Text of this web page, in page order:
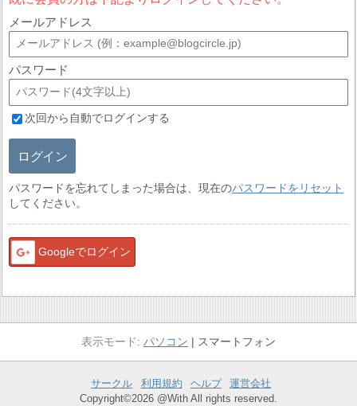
メールアドレス
パスワード
次回から自動でログインする
ログイン
パスワードを忘れてしまった場合は、現在のパスワードをリセット
してください。
Googleでログイン
パソコン スマートフォン
サークル 利用規約 ヘルプ
運営会社
Copyright©2026 @With All rights reserved.